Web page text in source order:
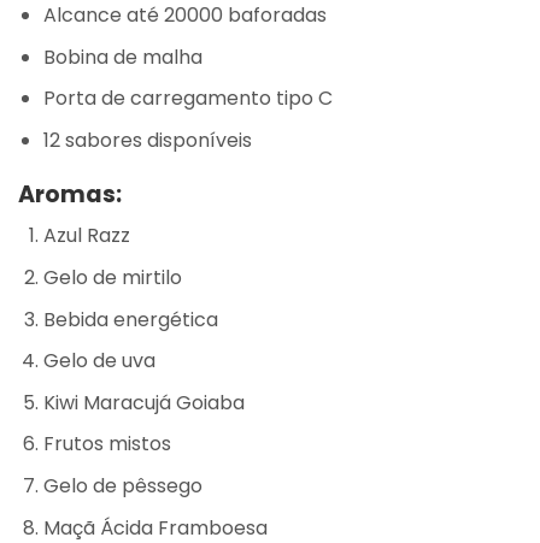
Alcance até 20000 baforadas
Bobina de malha
Porta de carregamento tipo C
12 sabores disponíveis
Aromas:
Azul Razz
Gelo de mirtilo
Bebida energética
Gelo de uva
Kiwi Maracujá Goiaba
Frutos mistos
Gelo de pêssego
Maçã Ácida Framboesa